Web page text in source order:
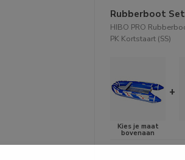
Rubberboot
HIBO PRO
PK Kortstaart (SS)
+